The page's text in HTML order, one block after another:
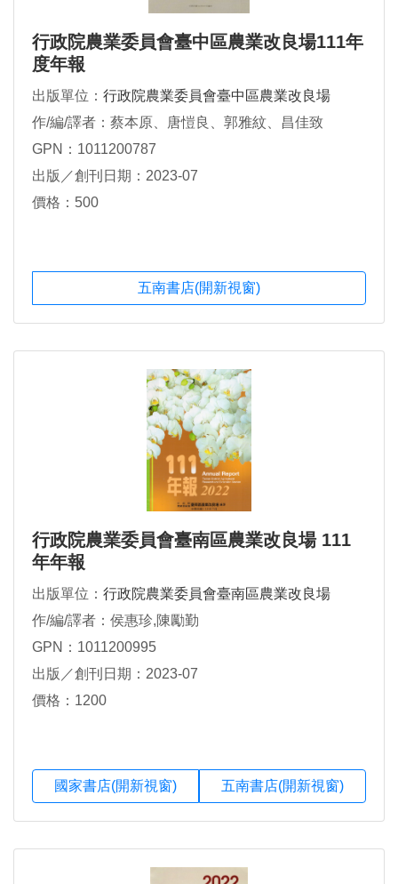
行政院農業委員會臺中區農業改良場111年
度年報
出版單位： 行政院農業委員會臺中區農業改良場
作/編/譯者：蔡本原、唐愷良、郭雅紋、昌佳致
GPN：1011200787
出版／創刊日期：2023-07
價格：500
五南書店(開新視窗)
行政院農業委員會臺南區農業改良場 111
年年報
出版單位： 行政院農業委員會臺南區農業改良場
作/編/譯者：侯惠珍,陳勵勤
GPN：1011200995
出版／創刊日期：2023-07
價格：1200
國家書店(開新視窗) 五南書店(開新視窗)